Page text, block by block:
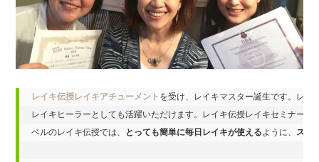
レイキ伝授レイキアチューメント を受け、レイキマスター誕生です。レイ
レイキヒーラーとしても活躍いただけます。レイキ伝授レイキセミナーで
ベルのレイキ伝授では、
とっても簡単に毎日レイキが使えるように、 スペ